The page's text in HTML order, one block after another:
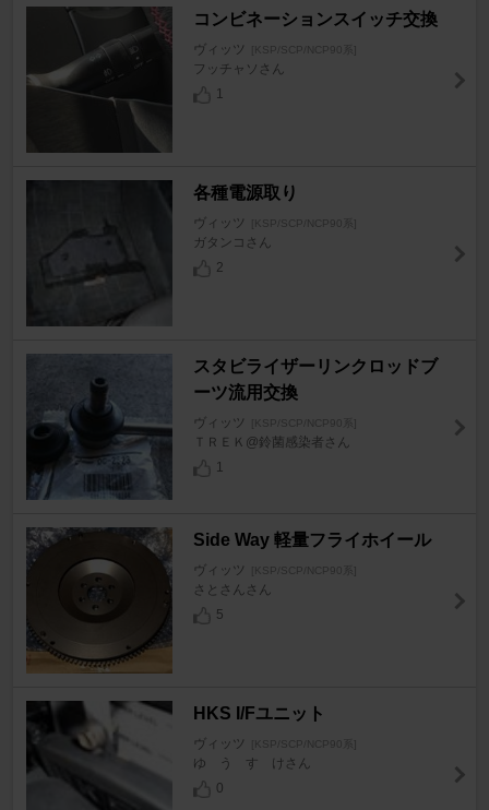
コンビネーションスイッチ交換
ヴィッツ [KSP/SCP/NCP90系]
フッチャソさん
1
各種電源取り
ヴィッツ [KSP/SCP/NCP90系]
ガタンコさん
2
スタビライザーリンクロッドブ
ーツ流用交換
ヴィッツ [KSP/SCP/NCP90系]
ＴＲＥＫ@鈴菌感染者さん
1
Side Way 軽量フライホイール
ヴィッツ [KSP/SCP/NCP90系]
さとさんさん
5
HKS I/Fユニット
ヴィッツ [KSP/SCP/NCP90系]
ゆ う す けさん
0